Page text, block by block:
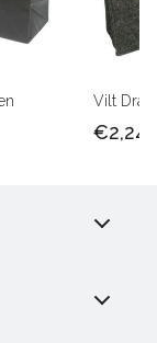
Vilt
€2,24